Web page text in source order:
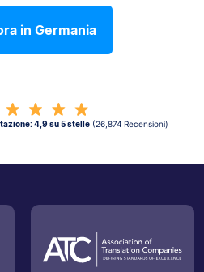
in Germania
4,9 su 5 stelle (26,874 Recensioni)